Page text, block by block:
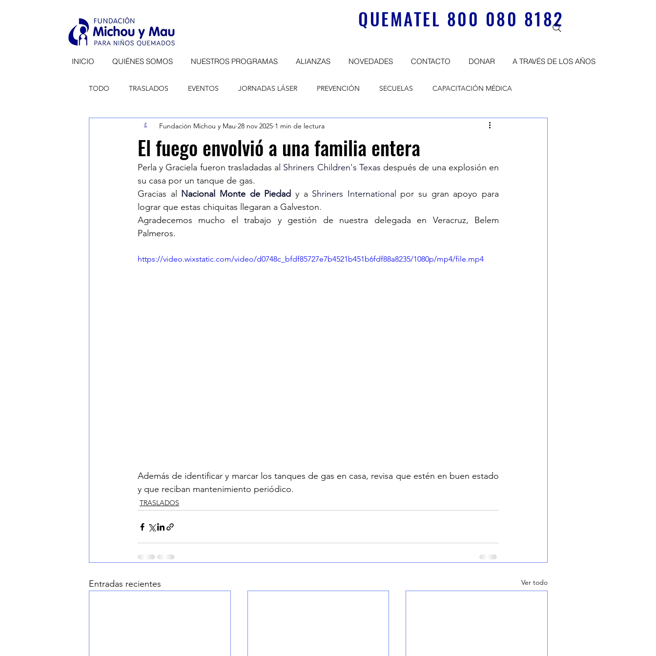
QUEMATEL 800 080 8182
INICIO QUIÉNES SOMOS NUESTROS PROGRAMAS ALIANZAS NOVEDADES CONTACTO DONAR A TRAVÉS DE LOS AÑOS
TODO TRASLADOS EVENTOS JORNADAS LÁSER PREVENCIÓN SECUELAS CAPACITACIÓN MÉDICA
RECONOCIMIENTOS COMUNICADOS DONATIVOS
El fuego envolvió a una familia entera
Fundación Michou y Mau 28 nov 2025 1 min de lectura
Perla y Graciela fueron trasladadas al Shriners Children's Texas después de una explosión en
su casa por un tanque de gas.
Gracias al Nacional Monte de Piedad y a Shriners International
por su gran apoyo para
lograr que estas chiquitas llegaran a Galveston.
Agradecemos mucho el trabajo y gestión de nuestra delegada en Veracruz, Belem
Palmeros.
https://video.wixstatic.com/video/d0748c_bfdf85727e7b4521b451b6fdf88a8235/1080p/mp4/file.mp4
Además de identificar y marcar los tanques de gas en casa, revisa que estén en buen estado
y que reciban mantenimiento periódico.
TRASLADOS
Entradas recientes Ver todo